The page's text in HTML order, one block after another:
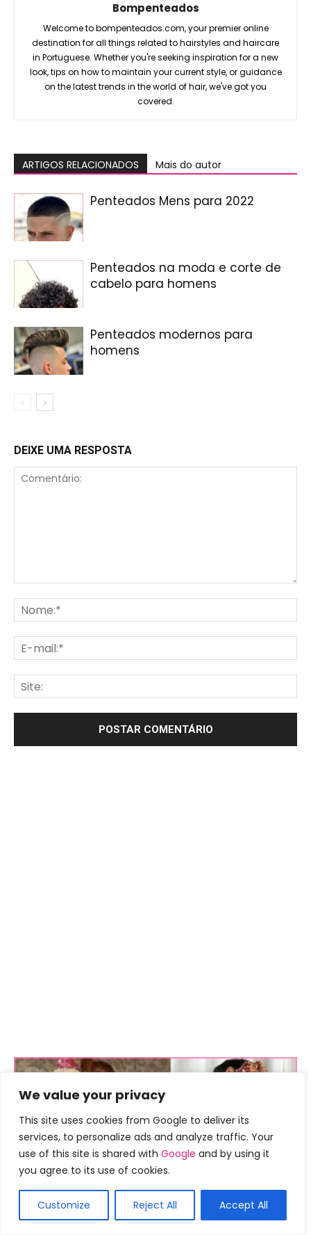
We value your privacy
This site uses cookies from Google to deliver its
services, to personalize ads and analyze traffic. Your
use of this site is shared with Google and by using it
you agree to its use of cookies.
Customize Reject All Accept All
Bompenteados
Welcome to bompenteados.com, your premier online
destination for all things related to hairstyles and haircare
in Portuguese. Whether you're seeking inspiration for a new
look, tips on how to maintain your current style, or guidance
on the latest trends in the world of hair, we've got you
covered.
ARTIGOS RELACIONADOS Mais do autor
Penteados Mens para 2022
Penteados na moda e corte de
cabelo para homens
Penteados modernos para
homens
DEIXE UMA RESPOSTA
Dicas penteado
50 penteados raspados que vão